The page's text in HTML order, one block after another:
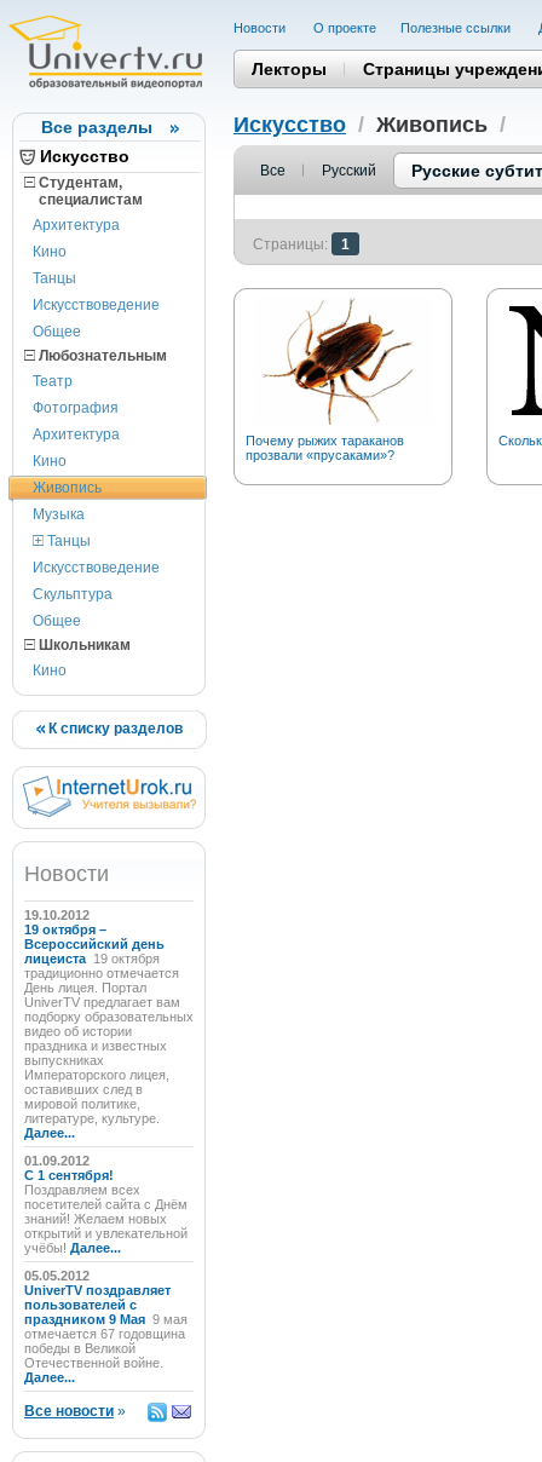
Все разделы
Искусство
Студентам,
cпециалистам
Архитектура
Кино
Танцы
Искусствоведение
Общее
Любознательным
Театр
Фотография
Архитектура
Кино
Живопись
Музыка
Танцы
Искусствоведение
Скульптура
Общее
Школьникам
Кино
К списку разделов
Новости
19.10.2012
19 октября –
Всероссийский день
лицеиста 19 октября
традиционно отмечается
День лицея. Портал
UniverTV предлагает вам
подборку образовательных
видео об истории
праздника и известных
выпускниках
Императорского лицея,
оставивших след в
мировой политике,
литературе, культуре.
Далее...
01.09.2012
C 1 сентября!
Поздравляем всех
посетителей сайта с Днём
знаний! Желаем новых
открытий и увлекательной
учёбы! Далее...
05.05.2012
UniverTV поздравляет
пользователей с
праздником 9 Мая 9 мая
отмечается 67 годовщина
победы в Великой
Отечественной войне.
Далее...
Все новости »
Новости О проекте Полезные cсылки
Лекторы Страницы
Искусство / Живопись /
Все Русский Русские
Страницы: 1
Почему рыжих тараканов
прозвали «прусаками»?